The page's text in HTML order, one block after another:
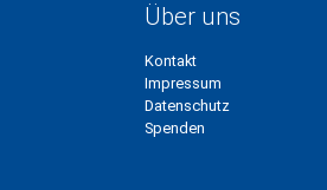
Über uns
Kontakt
Impressum
Datenschutz
Spenden